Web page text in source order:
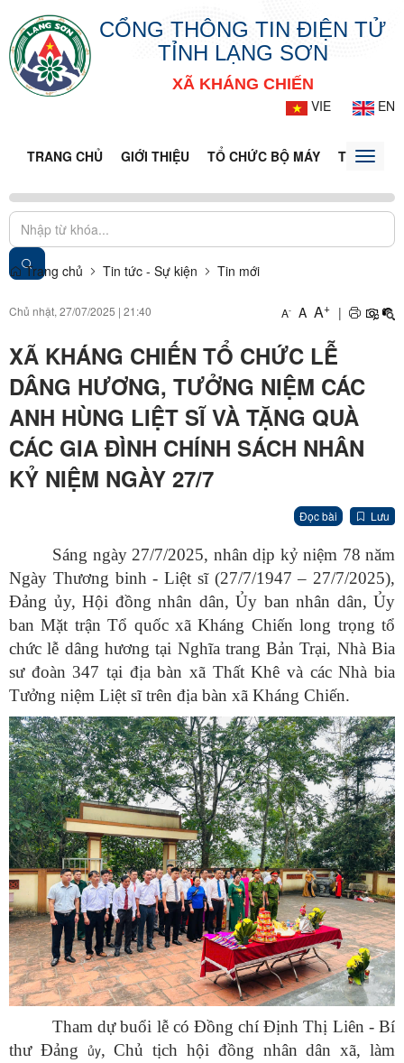
CỔNG THÔNG TIN ĐIỆN TỬ
TỈNH LẠNG SƠN
XÃ KHÁNG CHIẾN
VIE
EN
TRANG CHỦ GIỚI THIỆU TỔ CHỨC BỘ MÁY TIN TỨC -
Toggle
Trang chủ Tin tức - Sự kiện Tin mới
Chủ nhật, 27/07/2025 | 21:40 A- A A+ |
XÃ KHÁNG CHIẾN TỔ CHỨC LỄ
DÂNG HƯƠNG, TƯỞNG NIỆM CÁC
ANH HÙNG LIỆT SĨ VÀ TẶNG QUÀ
CÁC GIA ĐÌNH CHÍNH SÁCH NHÂN
KỶ NIỆM NGÀY 27/7
Đọc bài Lưu
Sáng ngày 27/7/2025, nhân dịp kỷ niệm 78 năm
Ngày Thương binh - Liệt sĩ (27/7/1947 – 27/7/2025),
Đảng ủy, Hội đồng nhân dân, Ủy ban nhân dân, Ủy
ban Mặt trận Tổ quốc xã Kháng Chiến long trọng tổ
chức lễ dâng hương tại Nghĩa trang Bản Trại, Nhà Bia
sư đoàn 347 tại địa bàn xã Thất Khê và các Nhà bia
Tưởng niệm Liệt sĩ trên địa bàn xã Kháng Chiến.
Tham dự buổi lễ có Đồng chí Định Thị Liên - Bí
thư Đảng ủy, Chủ tịch hội đồng nhân dân xã, làm